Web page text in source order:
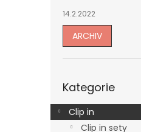
14.2.2022
ARCHIV
kategorie
Kategorie
Clip in
Clip in sety